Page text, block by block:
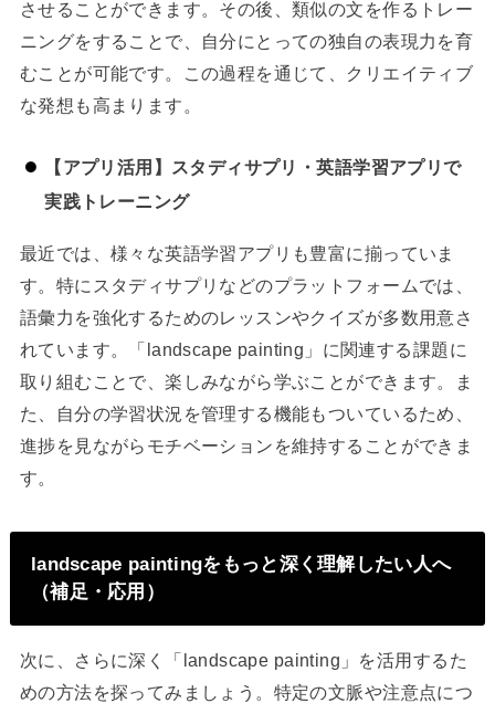
させることができます。その後、類似の文を作るトレー
ニングをすることで、自分にとっての独自の表現力を育
むことが可能です。この過程を通じて、クリエイティブ
な発想も高まります。
【アプリ活用】スタディサプリ・英語学習アプリで
実践トレーニング
最近では、様々な英語学習アプリも豊富に揃っていま
す。特にスタディサプリなどのプラットフォームでは、
語彙力を強化するためのレッスンやクイズが多数用意さ
れています。「landscape painting」に関連する課題に
取り組むことで、楽しみながら学ぶことができます。ま
た、自分の学習状況を管理する機能もついているため、
進捗を見ながらモチベーションを維持することができま
す。
landscape paintingをもっと深く理解したい人へ
（補足・応用）
次に、さらに深く「landscape painting」を活用するた
めの方法を探ってみましょう。特定の文脈や注意点につ